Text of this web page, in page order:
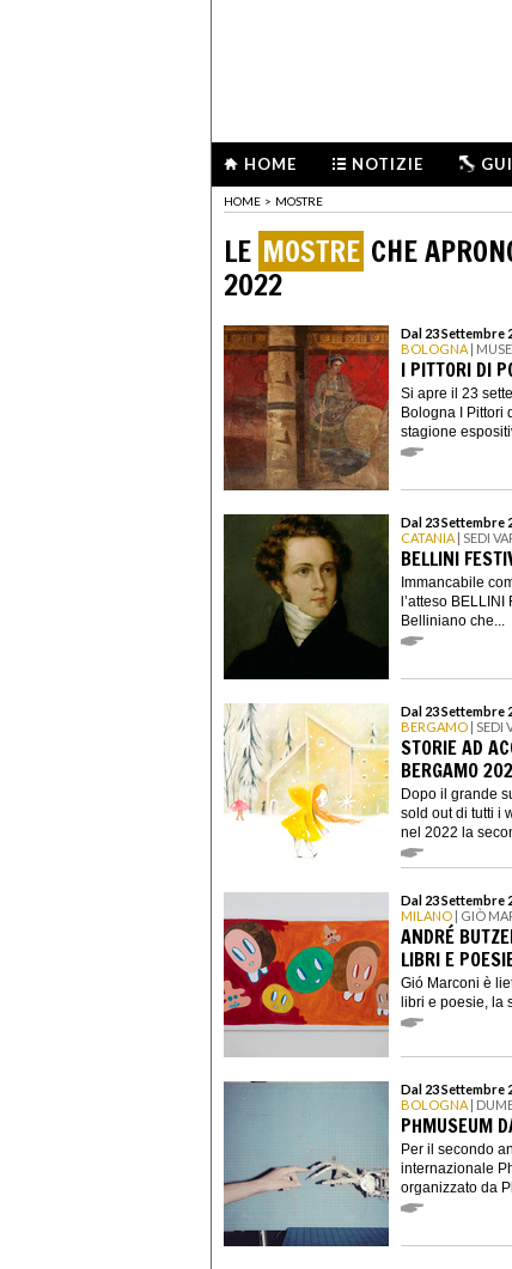
HOME NOTIZIE
HOME > MOSTRE
LE MOSTRE CHE
2022
Dal 23 Settembre
BOLOGNA |
I PITTORI DI
Si apre il 23
Bologna I Pittori
stagione
Dal 23 Settembre
CATANIA | SEDI
BELLINI
Immancabile
l’atteso BELLINI
Belliniano che...
Dal 23 Settembre
BERGAMO | SEDI
STORIE AD
BERGAMO
Dopo il grande
sold out di tutti i
nel 2022 la
Dal 23 Settembre
MILANO | GIÒ
ANDRÉ
LIBRI E
Gió Marconi è
libri e poesie, la
Dal 23 Settembre
BOLOGNA |
PHMUSEUM
Per il secondo
internazionale
organizzato da